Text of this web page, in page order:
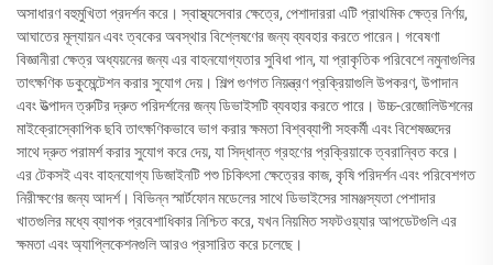
অসাধারণ বহুমুখিতা প্রদর্শন করে। স্বাস্থ্যসেবার ক্ষেত্রে, পেশাদাররা এটি প্রাথমিক ক্ষেত্র নির্ণয়,
আঘাতের মূল্যায়ন এবং ত্বকের অবস্থার বিশ্লেষণের জন্য ব্যবহার করতে পারেন। গবেষণা
বিজ্ঞানীরা ক্ষেত্র অধ্যয়নের জন্য এর বাহনযোগ্যতার সুবিধা পান, যা প্রাকৃতিক পরিবেশে নমুনাগুলির
তাৎক্ষণিক ডকুমেন্টেশন করার সুযোগ দেয়। শিল্প গুণগত নিয়ন্ত্রণ প্রক্রিয়াগুলি উপকরণ, উপাদান
এবং উত্পাদন ত্রুটির দ্রুত পরিদর্শনের জন্য ডিভাইসটি ব্যবহার করতে পারে। উচ্চ-রেজোলিউশনের
মাইক্রোস্কোপিক ছবি তাৎক্ষণিকভাবে ভাগ করার ক্ষমতা বিশ্বব্যাপী সহকর্মী এবং বিশেষজ্ঞদের
সাথে দ্রুত পরামর্শ করার সুযোগ করে দেয়, যা সিদ্ধান্ত গ্রহণের প্রক্রিয়াকে ত্বরান্বিত করে।
এর টেকসই এবং বাহনযোগ্য ডিজাইনটি পশু চিকিৎসা ক্ষেত্রের কাজ, কৃষি পরিদর্শন এবং পরিবেশগত
নিরীক্ষণের জন্য আদর্শ। বিভিন্ন স্মার্টফোন মডেলের সাথে ডিভাইসের সামঞ্জস্যতা পেশাদার
খাতগুলির মধ্যে ব্যাপক প্রবেশাধিকার নিশ্চিত করে, যখন নিয়মিত সফটওয়্যার আপডেটগুলি এর
ক্ষমতা এবং অ্যাপ্লিকেশনগুলি আরও প্রসারিত করে চলেছে।